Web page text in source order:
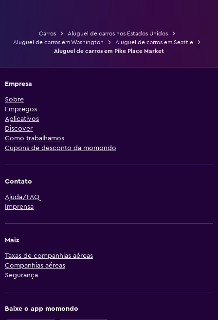
Carros
Aluguel de carros nos Estados Unidos
Aluguel de carros em Washington
Aluguel de carros em Seattle
Aluguel de carros em Pike Place Market
Empresa
Sobre
Empregos
Aplicativos
Discover
Como trabalhamos
Cupons de desconto da momondo
Contato
Ajuda/FAQ
Imprensa
Mais
Taxas de companhias aéreas
Companhias aéreas
Segurança
Baixe o app momondo